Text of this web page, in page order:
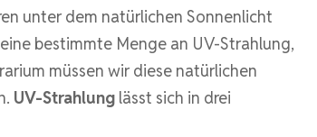
unter dem natürlichen Sonnenlicht
bestimmte Menge an UV-Strahlung,
müssen wir diese natürlichen
UV-Strahlung lässt sich in drei